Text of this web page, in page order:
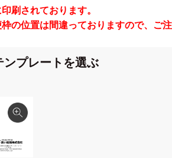
刷されております。
の位置は間違っておりますので、ご注
プレートを選ぶ